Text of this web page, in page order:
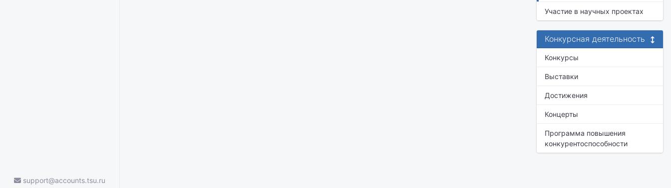
support@accounts.tsu.ru
Участие в научных проектах
Конкурсная деятельность
Конкурсы
Выставки
Достижения
Концерты
Программа повышения
конкурентоспособности